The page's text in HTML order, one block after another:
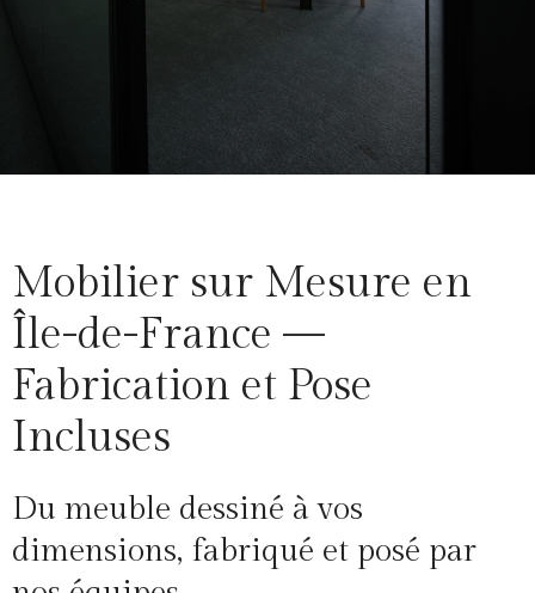
Mobilier sur Mesure en
Île-de-France —
Fabrication et Pose
Incluses
Du meuble dessiné à vos
dimensions, fabriqué et posé par